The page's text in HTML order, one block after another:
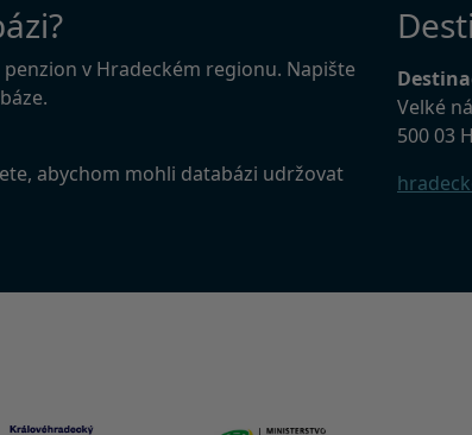
v Hradeckém regionu. Napište
abychom mohli databázi udržovat
Velké
500 03